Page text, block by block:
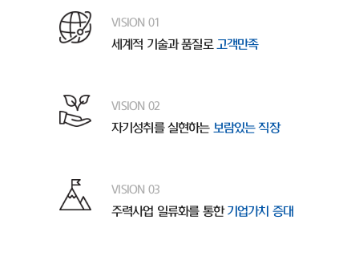
VISION 01
세계적 기술과 품질로 고객만족
VISION 02
자기성취를 실현하는 보람있는 직장
VISION 03
주력사업 일류화를 통한 기업가치 증대